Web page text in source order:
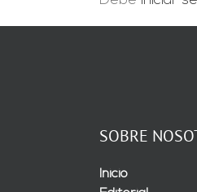
SOBRE
Inicio